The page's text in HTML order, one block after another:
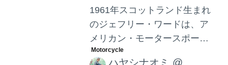
1961年スコットランド生まれ
のジェフリー・ワードは、ア
メリカン・モータースポーツ
界で知らぬ者のいない、ほぼ
ハヤシナオミ @